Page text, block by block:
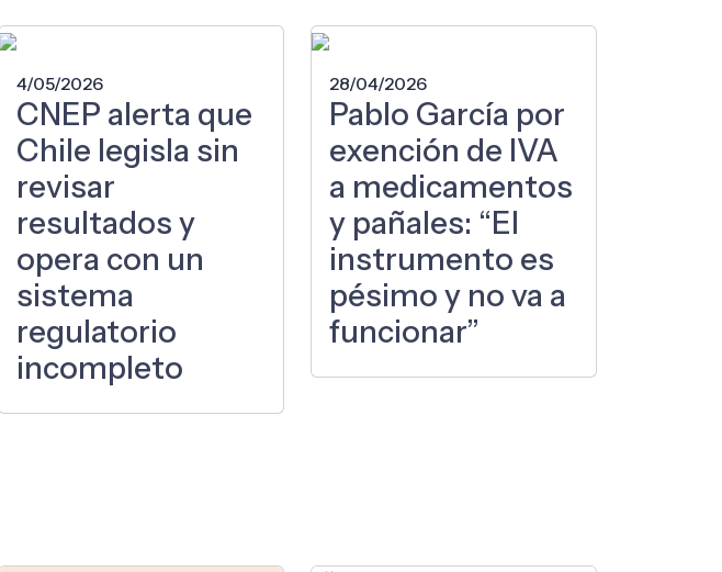
4/05/2026
CNEP alerta que
Chile legisla sin
revisar
resultados y
opera con un
sistema
regulatorio
incompleto
28/04/2026
Pablo García por
exención de IVA
a medicamentos
y pañales: “El
instrumento es
pésimo y no va a
funcionar”